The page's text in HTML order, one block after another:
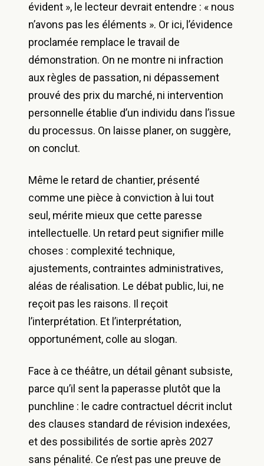
évident », le lecteur devrait entendre : « nous
n’avons pas les éléments ». Or ici, l’évidence
proclamée remplace le travail de
démonstration. On ne montre ni infraction
aux règles de passation, ni dépassement
prouvé des prix du marché, ni intervention
personnelle établie d’un individu dans l’issue
du processus. On laisse planer, on suggère,
on conclut.
Même le retard de chantier, présenté
comme une pièce à conviction à lui tout
seul, mérite mieux que cette paresse
intellectuelle. Un retard peut signifier mille
choses : complexité technique,
ajustements, contraintes administratives,
aléas de réalisation. Le débat public, lui, ne
reçoit pas les raisons. Il reçoit
l’interprétation. Et l’interprétation,
opportunément, colle au slogan.
Face à ce théâtre, un détail gênant subsiste,
parce qu’il sent la paperasse plutôt que la
punchline : le cadre contractuel décrit inclut
des clauses standard de révision indexées,
et des possibilités de sortie après 2027
sans pénalité. Ce n’est pas une preuve de